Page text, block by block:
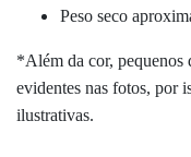
Peso seco
*Além da cor, pequenos
evidentes nas fotos, por
ilustrativas.